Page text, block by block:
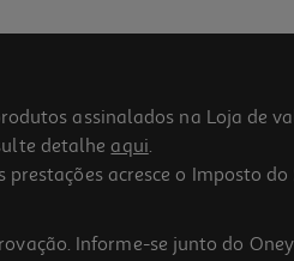
assinalados na Loja de
detalhe aqui.
acresce o Imposto
Informe-se junto do